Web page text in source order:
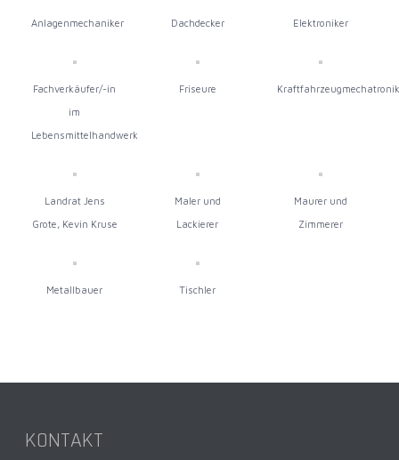
Anlagenmechaniker Dachdecker Elektroniker
Fachverkäufer/-in
im
Lebensmittelhandwerk
Friseure
Landrat Jens
Grote, Kevin Kruse
Maler und
Lackierer
Maurer und
Zimmerer
Metallbauer Tischler
KONTAKT